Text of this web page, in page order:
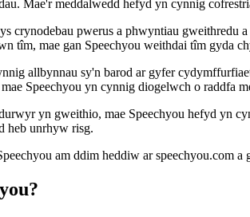
Mae'r meddalwedd hefyd yn cynnig
crynodebau pwerus a phwyntiau
tîm, mae gan Speechyou weithdai tîm gyda
allbynnau sy'n barod ar gyfer
Speechyou yn cynnig diogelwch o raddfa
yn gweithio, mae Speechyou hefyd yn
heb unrhyw risg.
am ddim heddiw ar